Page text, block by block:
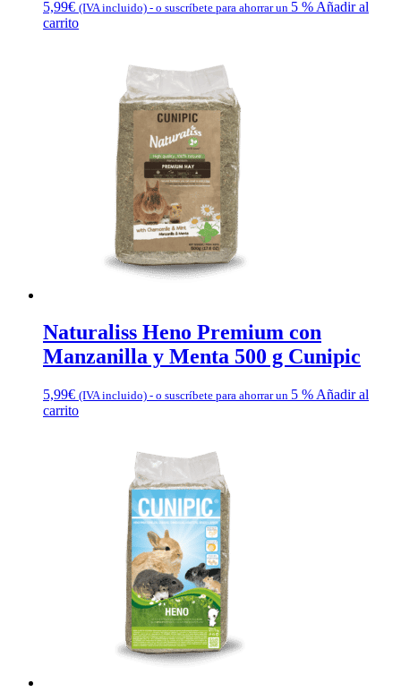
5,99€ (IVA incluido) - o suscríbete para ahorrar un 5 % Añadir al
carrito
Naturaliss Heno Premium con
Manzanilla y Menta 500 g Cunipic
5,99€ (IVA incluido) - o suscríbete para ahorrar un 5 % Añadir al
carrito